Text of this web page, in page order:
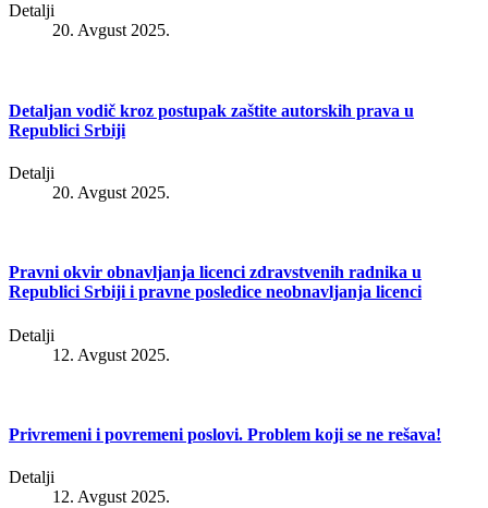
Detalji
20. Avgust 2025.
Detaljan vodič kroz postupak zaštite autorskih prava u
Republici Srbiji
Detalji
20. Avgust 2025.
Pravni okvir obnavljanja licenci zdravstvenih radnika u
Republici Srbiji i pravne posledice neobnavljanja licenci
Detalji
12. Avgust 2025.
Privremeni i povremeni poslovi. Problem koji se ne rešava!
Detalji
12. Avgust 2025.